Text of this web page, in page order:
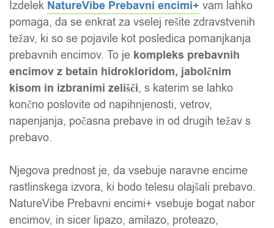
Izdelek NatureVibe Prebavni encimi+ vam lahko
pomaga, da se enkrat za vselej rešite zdravstvenih
težav, ki so se pojavile kot posledica pomanjkanja
prebavnih encimov. To je kompleks prebavnih
encimov z betain hidrokloridom, jabolčnim
kisom in izbranimi zelišči, s katerim se lahko
končno poslovite od napihnjenosti, vetrov,
napenjanja, počasna prebave in od drugih težav s
prebavo.
Njegova prednost je, da vsebuje naravne encime
rastlinskega izvora, ki bodo telesu olajšali prebavo.
NatureVibe Prebavni encimi+ vsebuje bogat nabor
encimov, in sicer lipazo, amilazo, proteazo,